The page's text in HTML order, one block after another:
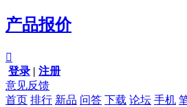
产品报价

登录 | 注册
意见反馈
首页 排行 新品 问答 下载 论坛 手机